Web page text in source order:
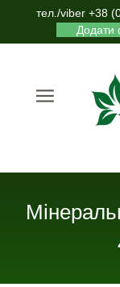
тел./viber +38
Додати